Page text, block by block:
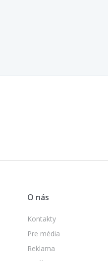
O nás
Kontakty
Pre média
Reklama